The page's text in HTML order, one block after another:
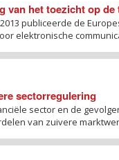
van het toezicht op
publiceerde de
elektronische
sectorregulering
sector en de
van zuivere